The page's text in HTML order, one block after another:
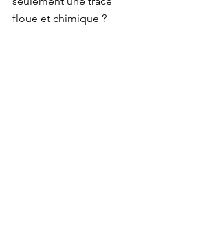
floue et chimique ?